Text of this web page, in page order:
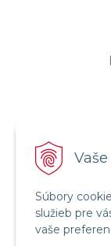
Súbory
služieb pre
vaše